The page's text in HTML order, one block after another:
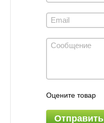
Оцените товар
Отправить